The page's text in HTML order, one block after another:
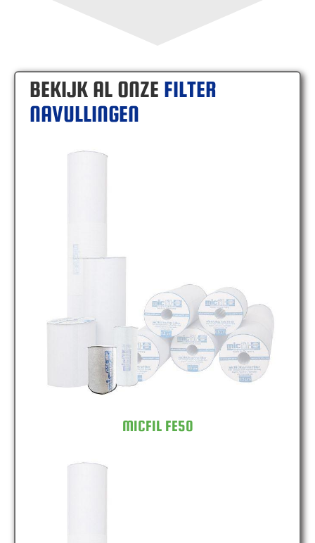
BEKIJK AL ONZE FILTER
NAVULLINGEN
MICFIL FE50
MICFIL FE50